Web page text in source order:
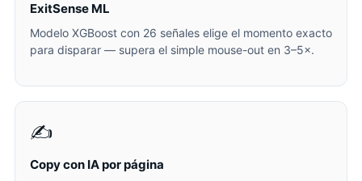
ExitSense ML
Modelo XGBoost con 26 señales elige el momento exacto
para disparar — supera el simple mouse-out en 3–5×.
✍️
Copy con IA por página